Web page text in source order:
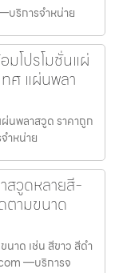
ริการจำหน่าย
โปรโมชั่นแผ่
ศ แผ่นพลา
นพลาสวูด ราคาถูก
ำหน่าย
สวูดหลายสี-
ตามขนาด
าด เช่น สีขาว สีดำ
—บริการจ